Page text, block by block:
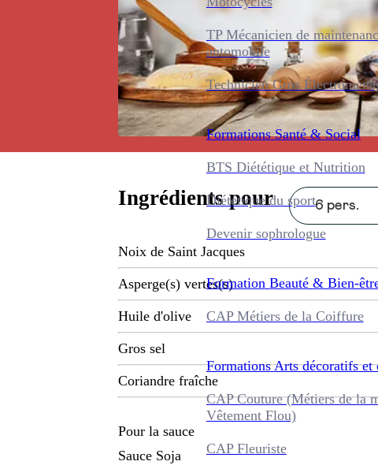
TP Mécanicien de
automobile
Technicien Gros
Formations Santé & Social
BTS Diététique et Nutrition
Diététique du sport
Devenir sophrologue
Formation Beauté & Bien-
CAP Métiers de la Coiffure
Formations Arts décoratifs et
CAP Couture (Métiers de la
Vêtement Flou)
CAP Fleuriste
Ingrédients pour 6 pers.
Noix de Saint Jacques
Asperge(s) vertes(s)
Huile d'olive
Gros sel
Coriandre fraîche
Pour la sauce
Sauce Soja